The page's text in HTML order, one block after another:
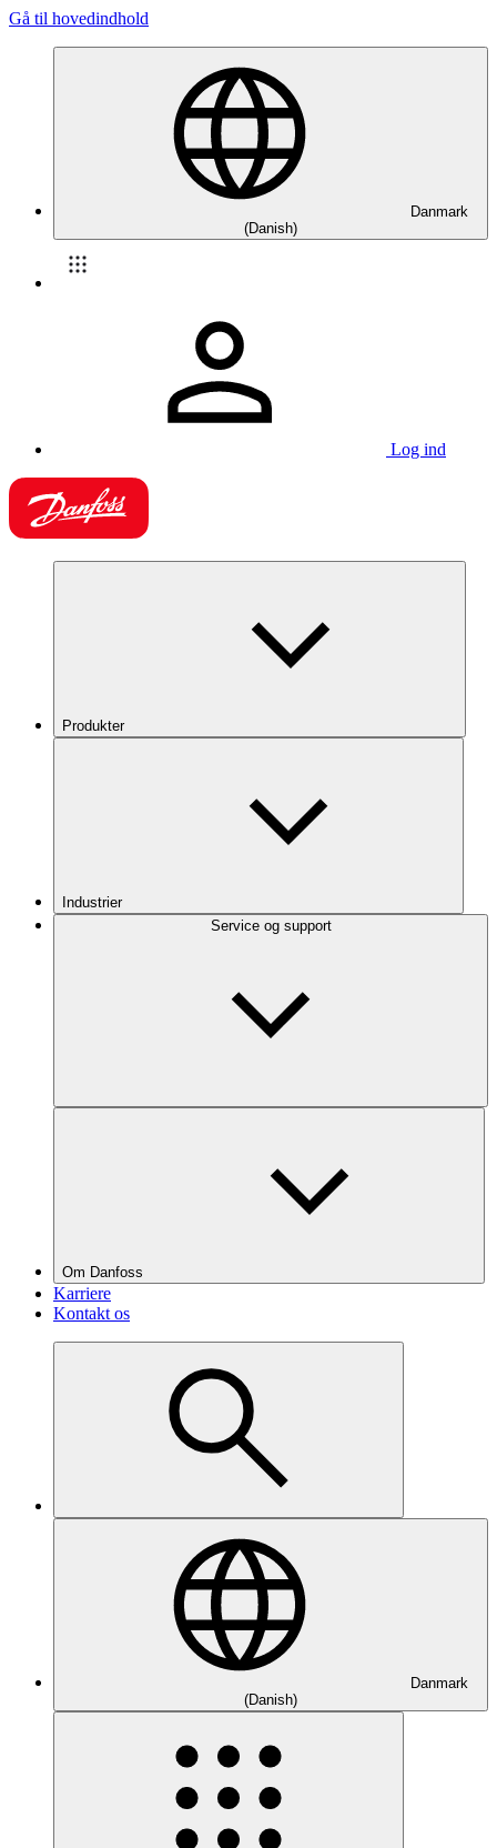
Gå til hovedindhold
Danmark
(Danish)
Log ind
Produkter
Industrier
Service og support
Om Danfoss
Karriere
Kontakt os
Danmark
(Danish)